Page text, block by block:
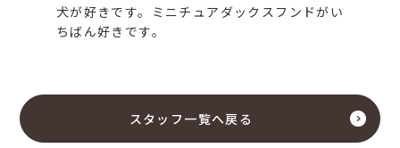
犬が好きです。ミニチュアダックスフンドがい
ちばん好きです。
スタッフ一覧へ戻る